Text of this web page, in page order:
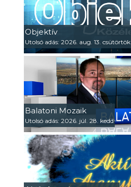
Objektív
Utolsó adás: 2026. aug. 13. csütörtök
Balatoni Mozaik
Utolsó adás: 2026. júl. 28. kedd